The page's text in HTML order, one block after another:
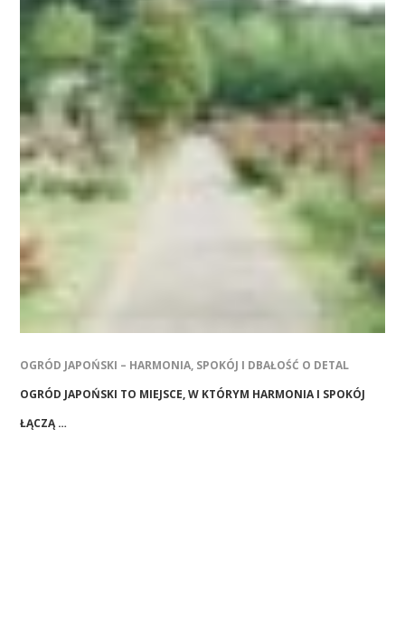
OGRÓD JAPOŃSKI – HARMONIA, SPOKÓJ I DBAŁOŚĆ O DETAL
OGRÓD JAPOŃSKI TO MIEJSCE, W KTÓRYM HARMONIA I SPOKÓJ
ŁĄCZĄ …